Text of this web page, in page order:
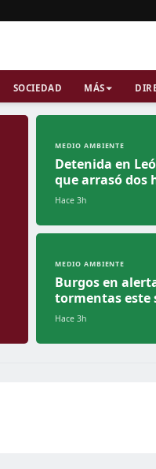
SOCIEDAD MÁS
MEDIO AMBIENTE
Detenida en
que arrasó dos
Hace 3h
MEDIO AMBIENTE
Burgos en
tormentas este
Hace 3h